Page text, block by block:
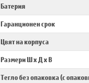
Батерия
Гаранционен срок
Цвят на корпуса
Размери Ш х Д х В
Тегло без опаковка (с